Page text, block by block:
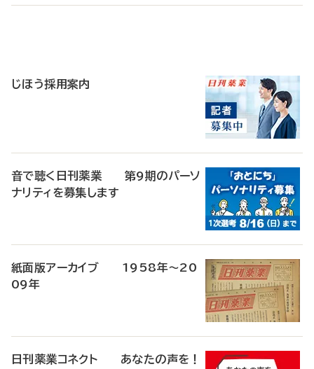
じほう採用案内
音で聴く日刊薬業 第9期のパーソ
ナリティを募集します
紙面版アーカイブ 1958年～20
09年
日刊薬業コネクト あなたの声を！